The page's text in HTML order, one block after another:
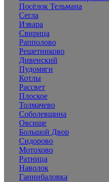
Посёлок Тельмана
Сегла
Извара
Свирица
Рапполово
Решетниково
Дивенский
Пудомяги
Котлы
Рассвет
Плоское
Толмачево
Соболевщина
Овсище
Большой Двор
Сидорово
Мотохово
Ратница
Наволок
Ганнибаловка